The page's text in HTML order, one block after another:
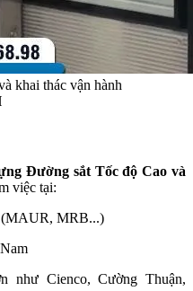
khai thác vận hành
Đường sắt Tốc độ Cao và
việc tại:
(MAUR, MRB...)
như Cienco, Cường Thuận,